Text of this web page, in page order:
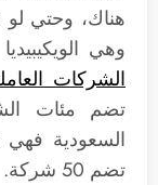
هناك، وحتي
وهي
الشركات
تضم مئات
تضم 50 شركة.